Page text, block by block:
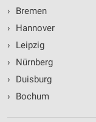
›
Bremen
›
Hannover
›
Leipzig
›
Nürnberg
›
Duisburg
›
Bochum